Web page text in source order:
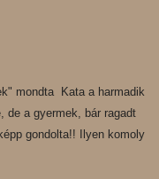
mondta Kata a harmadik
de a gyermek, bár ragadt
gondolta!! Ilyen komoly